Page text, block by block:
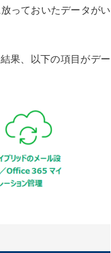
っておいたデータがい
果、以下の項目がデー